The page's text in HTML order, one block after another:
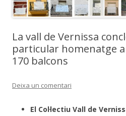
La vall de Vernissa
particular homenatge a
170 balcons
Deixa un comentari
El Col·lectiu Vall de